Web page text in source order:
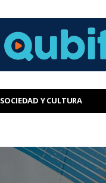
SOCIEDAD Y CULTURA